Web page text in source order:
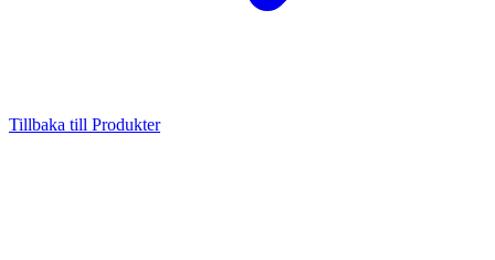
Tillbaka till Produkter